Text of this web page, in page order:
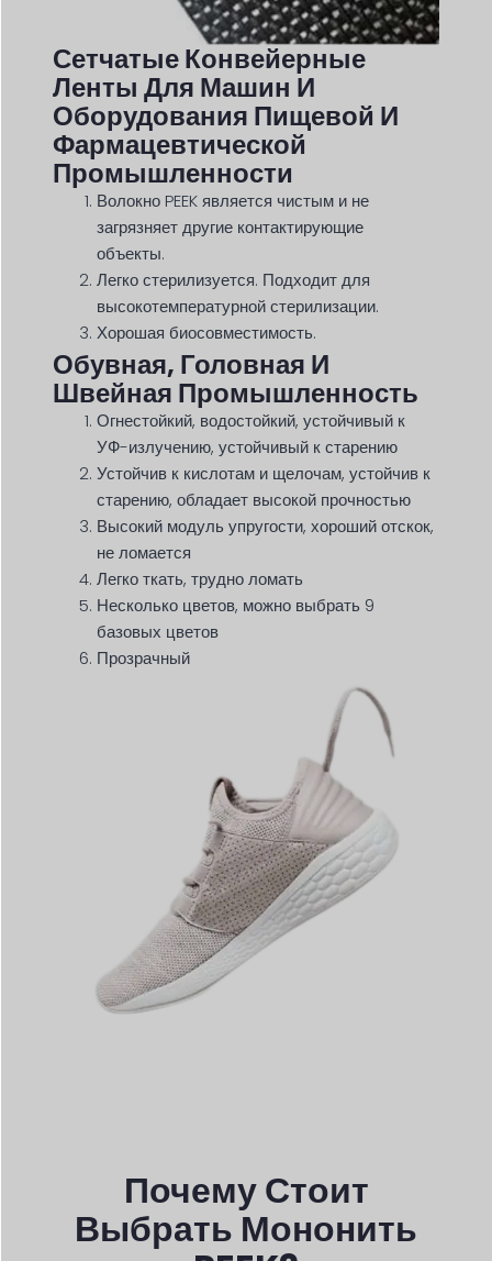
Сетчатые Конвейерные
Ленты Для Машин И
Оборудования Пищевой И
Фармацевтической
Промышленности
Волокно PEEK является чистым и не
загрязняет другие контактирующие
объекты.
Легко стерилизуется. Подходит для
высокотемпературной стерилизации.
Хорошая биосовместимость.
Обувная, Головная И
Швейная Промышленность
Огнестойкий, водостойкий, устойчивый к
УФ-излучению, устойчивый к старению
Устойчив к кислотам и щелочам, устойчив к
старению, обладает высокой прочностью
Высокий модуль упругости, хороший отскок,
не ломается
Легко ткать, трудно ломать
Несколько цветов, можно выбрать 9
базовых цветов
Прозрачный
Почему Стоит
Выбрать Мононить